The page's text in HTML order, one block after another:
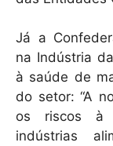
Já a
na Indústria
à saúde de
do setor: “A
os riscos à
indústrias